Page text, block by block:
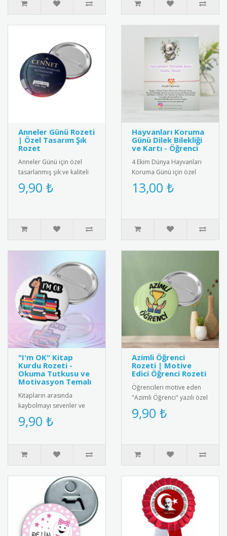
Anneler Günü Rozeti
| Özel Tasarım Şık
Rozet
Anneler Günü için özel
tasarlanmış şık ve kaliteli
rozet. 2025 yılına özel
desen ve renklerle üretil..
9,90 ₺
Hayvanları Koruma
Günü Dilek Bilekliği
ve Kartı - Öğrenci
4 Ekim Dünya Hayvanları
Koruma Günü için özel
olarak hazırlanan bu
anlamlı hediye kartı ve
13,00 ₺
"I'm OK" Kitap
Kurdu Rozeti -
Okuma Tutkusu ve
Motivasyon Temalı
Kitapların arasında
kaybolmayı sevenler ve
ders yükünün altından
başarıyla kalkanlar için
9,90 ₺
Azimli Öğrenci
Rozeti | Motive
Edici Öğrenci Rozeti
Öğrencileri motive eden
"Azimli Öğrenci" yazılı özel
tasarım rozet. Kaliteli
metal malzemeden üretil..
9,90 ₺